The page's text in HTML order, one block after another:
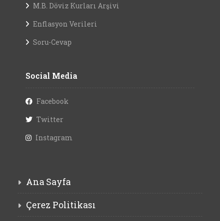
M.B. Döviz Kurları Arşivi
Enflasyon Verileri
Soru-Cevap
Social Media
Facebook
Twitter
Instagram
Ana Sayfa
Çerez Politikası